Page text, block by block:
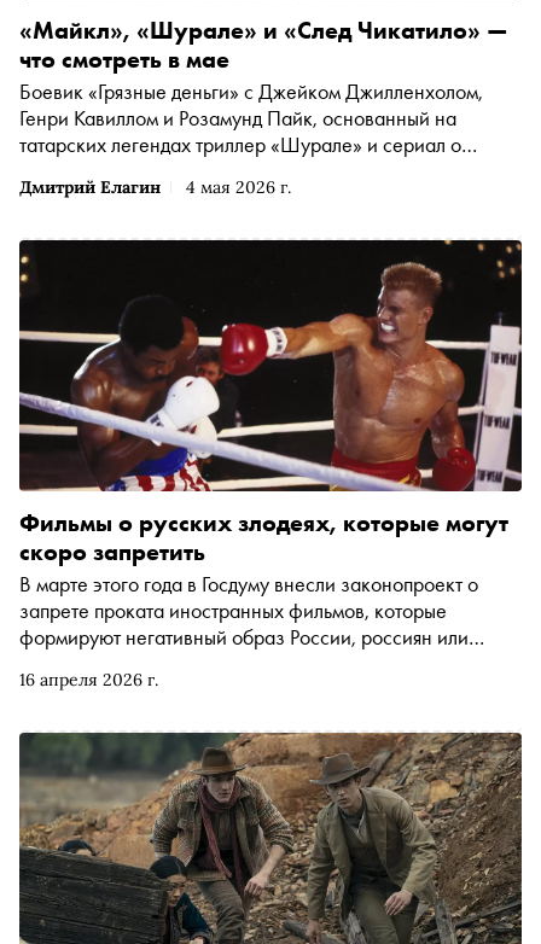
Дмитрий Елагин 4 мая 2026 г.
«Майкл», «Шурале» и «След Чикатило» —
что смотреть в мае
Боевик «Грязные деньги» с Джейком Джилленхолом,
Генри Кавиллом и Розамунд Пайк, основанный на
татарских легендах триллер «Шурале» и сериал о
«Сноб» выбрал интересные фильмы и сериалы конца
16 апреля 2026 г.
Фильмы о русских злодеях, которые могут
скоро запретить
В марте этого года в Госдуму внесли законопроект о
запрете проката иностранных фильмов, которые
формируют негативный образ России, россиян или
«дискредитируют» страну, ее народ, государство или
несколько примеров таких картин — «Рэмбо: Первая
кровь II» и «Рэмбо III», где жестоких советских военных в
одиночку сокрушает американский боксер Рэмбо, и
сериал «Клан Сопрано», в котором «в очередной раз
муссируется тема “русской мафии”». Но это далеко не
все, что можно отнести к так называемой «клюкве» —
фильмам, закрепляющим за русскими образ холодных,
расчетливых, а иногда и комичных людей. Владислав